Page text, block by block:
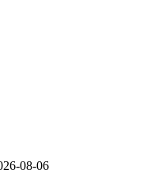
08-06